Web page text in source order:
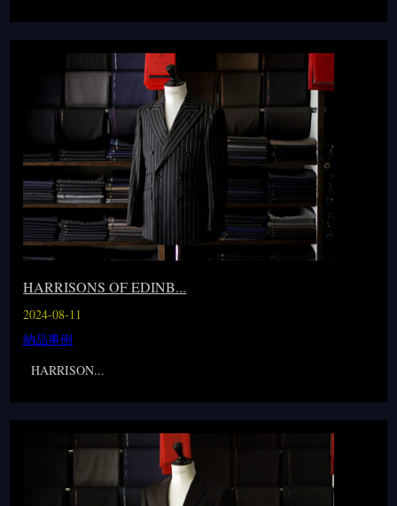
HARRISONS OF EDINB...
2024-08-11
納品事例
HARRISON...